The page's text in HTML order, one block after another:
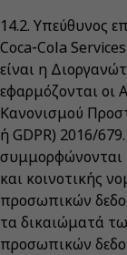
14.2. Υπεύθυνος
Coca‑Cola
είναι η
εφαρμόζονται οι
Κανονισμού
ή GDPR) 2016/
συμμορφώνονται
και κοινοτικής
προσωπικών
τα δικαιώματά
προσωπικών